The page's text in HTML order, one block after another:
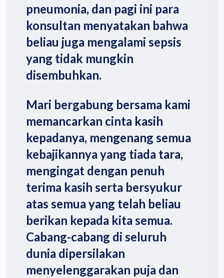
pneumonia, dan pagi ini para
konsultan menyatakan bahwa
beliau juga mengalami sepsis
yang tidak mungkin
disembuhkan.
Mari bergabung bersama kami
memancarkan cinta kasih
kepadanya, mengenang semua
kebajikannya yang tiada tara,
mengingat dengan penuh
terima kasih serta bersyukur
atas semua yang telah beliau
berikan kepada kita semua.
Cabang-cabang di seluruh
dunia dipersilakan
menyelenggarakan puja dan